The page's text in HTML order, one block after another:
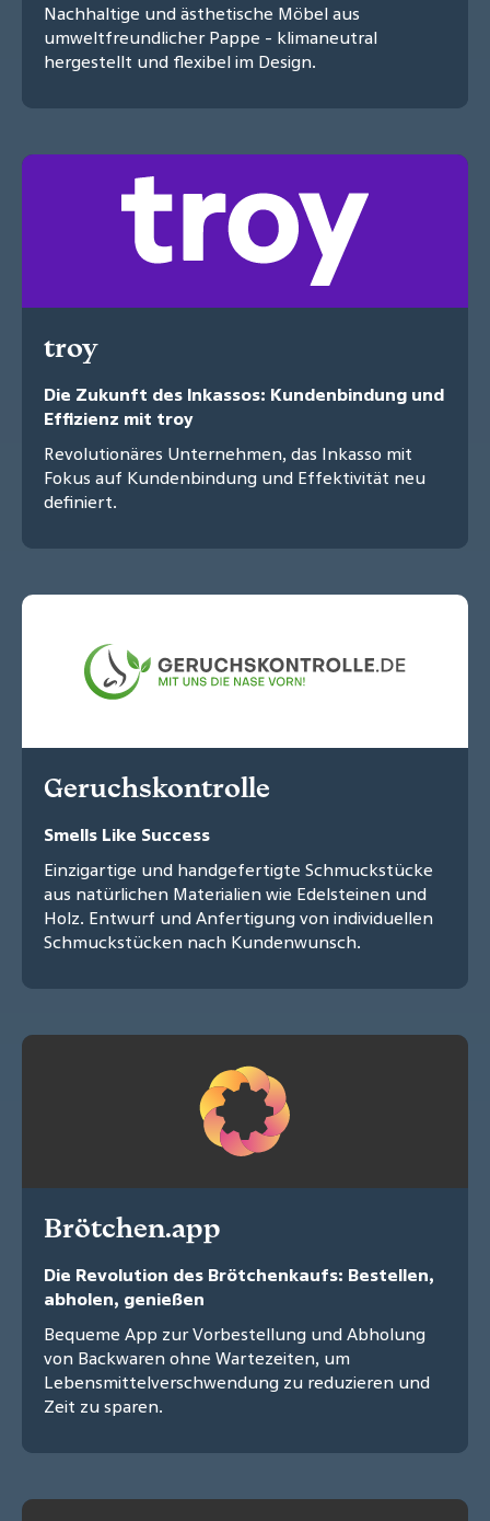
Nachhaltige und ästhetische Möbel aus
umweltfreundlicher Pappe - klimaneutral
hergestellt und flexibel im Design.
troy
Die Zukunft des Inkassos: Kundenbindung und
Effizienz mit troy
Revolutionäres Unternehmen, das Inkasso mit
Fokus auf Kundenbindung und Effektivität neu
definiert.
Geruchskontrolle
Smells Like Success
Einzigartige und handgefertigte Schmuckstücke
aus natürlichen Materialien wie Edelsteinen und
Holz. Entwurf und Anfertigung von individuellen
Schmuckstücken nach Kundenwunsch.
Brötchen.app
Die Revolution des Brötchenkaufs: Bestellen,
abholen, genießen
Bequeme App zur Vorbestellung und Abholung
von Backwaren ohne Wartezeiten, um
Lebensmittelverschwendung zu reduzieren und
Zeit zu sparen.